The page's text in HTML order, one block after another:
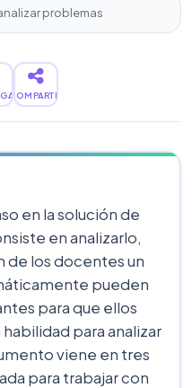
problemas
COMPARTIR
en la solución de
en analizarlo,
de los docentes un
pueden
para que ellos
para analizar
viene en tres
para trabajar con